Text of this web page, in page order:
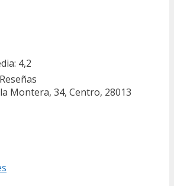
4,2
Reseñas
Montera, 34, Centro, 28013